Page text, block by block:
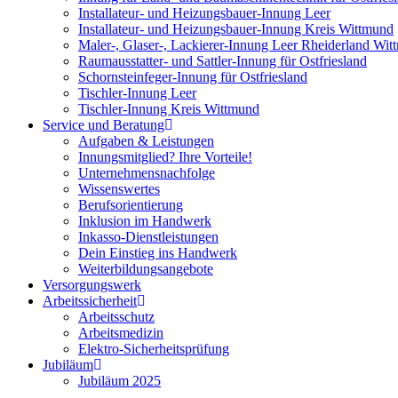
Installateur- und Heizungsbauer-Innung Leer
Installateur- und Heizungsbauer-Innung Kreis Wittmund
Maler-, Glaser-, Lackierer-Innung Leer Rheiderland
Raumausstatter- und Sattler-Innung für Ostfriesland
Schornsteinfeger-Innung für Ostfriesland
Tischler-Innung Leer
Tischler-Innung Kreis Wittmund
Service und Beratung
Aufgaben & Leistungen
Innungsmitglied? Ihre Vorteile!
Unternehmensnachfolge
Wissenswertes
Berufsorientierung
Inklusion im Handwerk
Inkasso-Dienstleistungen
Dein Einstieg ins Handwerk
Weiterbildungsangebote
Versorgungswerk
Arbeitssicherheit
Arbeitsschutz
Arbeitsmedizin
Elektro-Sicherheitsprüfung
Jubiläum
Jubiläum 2025